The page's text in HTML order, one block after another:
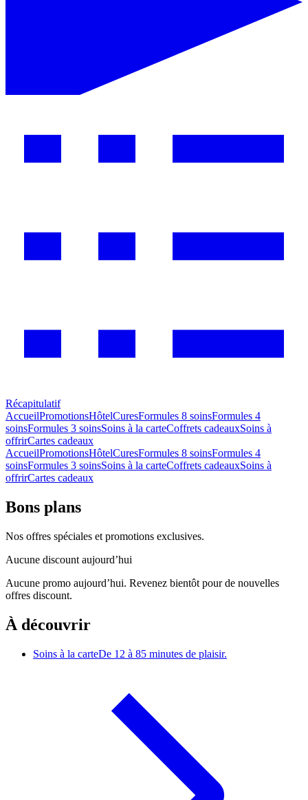
Récapitulatif
AccueilPromotionsHôtelCuresFormules 8 soinsFormules 4
soinsFormules 3 soinsSoins à la carteCoffrets cadeauxSoins à
offrirCartes cadeaux
AccueilPromotionsHôtelCuresFormules 8 soinsFormules 4
soinsFormules 3 soinsSoins à la carteCoffrets cadeauxSoins à
offrirCartes cadeaux
Bons plans
Nos offres spéciales et promotions exclusives.
Aucune discount aujourd’hui
Aucune promo aujourd’hui. Revenez bientôt pour de nouvelles
offres discount.
À découvrir
Soins à la carteDe 12 à 85 minutes de plaisir.